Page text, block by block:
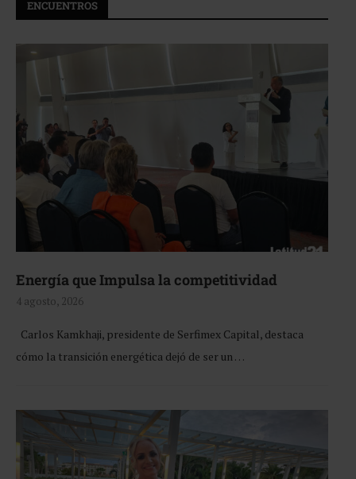
ENCUENTROS
Energía que Impulsa la competitividad
4 agosto, 2026
Carlos Kamkhaji, presidente de Serfimex Capital, destaca
cómo la transición energética dejó de ser un …